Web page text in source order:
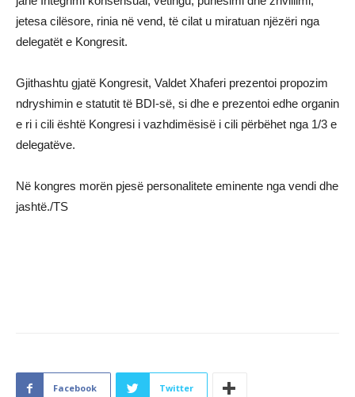
jetesa cilësore, rinia në vend, të cilat u miratuan njëzëri nga
delegatët e Kongresit.
Gjithashtu gjatë Kongresit, Valdet Xhaferi prezentoi propozim
ndryshimin e statutit të BDI-së, si dhe e prezentoi edhe organin
e ri i cili është Kongresi i vazhdimësisë i cili përbëhet nga 1/3 e
delegatëve.
Në kongres morën pjesë personalitete eminente nga vendi dhe
jashtë./TS
Facebook Twitter